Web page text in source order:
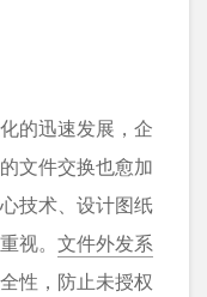
的迅速发展，企
文件交换也愈加
技术、设计图纸
视。 文件外发系
性，防止未授权